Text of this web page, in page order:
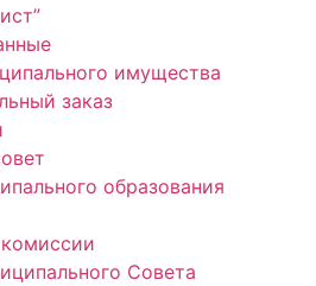
имущества
заказ
образования
Совета